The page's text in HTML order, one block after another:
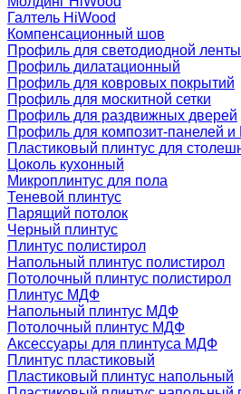
Галтель HiWood
Компенсационный шов
Профиль для светодиодной ленты
Профиль дилатационный
Профиль для ковровых покрытий
Профиль для москитной сетки
Профиль для раздвижных дверей
Профиль для композит-панелей
Пластиковый плинтус для
Цоколь кухонный
Микроплинтус для пола
Теневой плинтус
Парящий потолок
Черный плинтус
Плинтус полистирол
Напольный плинтус полистирол
Потолочный плинтус полистирол
Плинтус МДФ
Напольный плинтус МДФ
Потолочный плинтус МДФ
Аксессуары для плинтуса МДФ
Плинтус пластиковый
Пластиковый плинтус напольный